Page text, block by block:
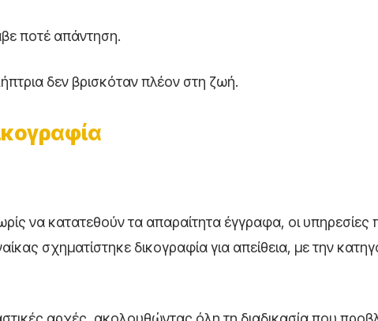
ποτέ απάντηση.
δεν βρισκόταν πλέον στη ζωή.
να κατατεθούν τα απαραίτητα έγγραφα, οι
σχηματίστηκε δικογραφία για απείθεια, με την